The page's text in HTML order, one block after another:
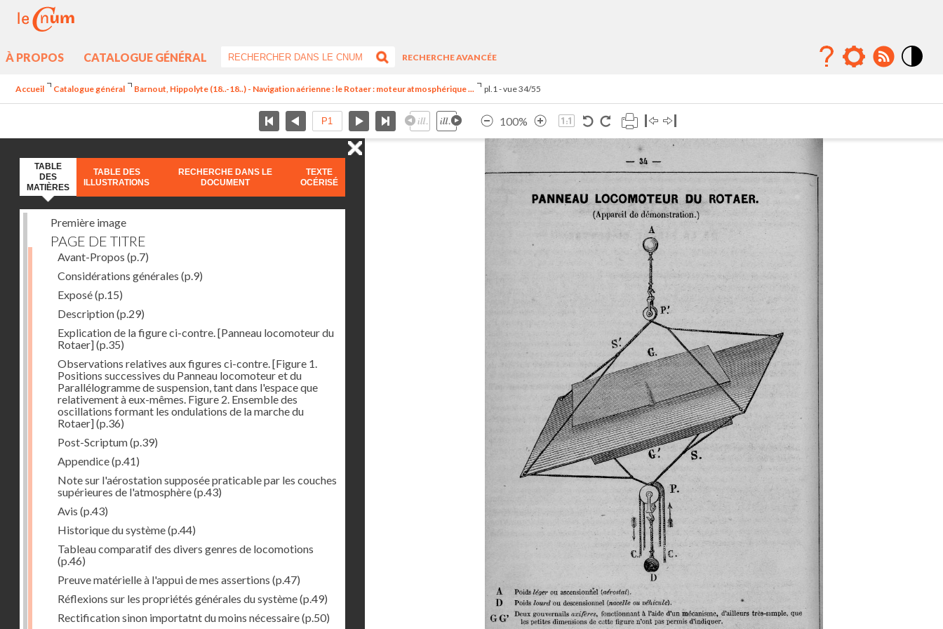
À PROPOS CATALOGUE GÉNÉRAL
RECHERCHE AVANCÉE
Accueil Catalogue général Barnout, Hippolyte (18..-18..) - Navigation aérienne : le Rotaer : moteur atmosphérique ... pl.1 - vue 34/55
100%
TABLE
DES
MATIÈRES
TABLE DES
ILLUSTRATIONS
RECHERCHE DANS LE
DOCUMENT
TEXTE
OCÉRISÉ
Première image
PAGE DE TITRE
Avant-Propos (p.7)
Considérations générales (p.9)
Exposé(p.15)
Description(p.29)
Explication de la figure ci-contre. [Panneau locomoteur du
Rotaer](p.35)
Observations relatives aux figures ci-contre. [Figure 1.
Positions successives du Panneau locomoteur et du
Parallélogramme de suspension, tant dans l'espace que
relativement à eux-mêmes. Figure 2. Ensemble des
oscillations formant les ondulations de la marche du
Rotaer](p.36)
Post-Scriptum(p.39)
Appendice(p.41)
Note sur l'aérostation supposée praticable par les couches
supérieures de l'atmosphère(p.43)
Avis (p.43)
Historique du système(p.44)
Tableau comparatif des divers genres de locomotions
(p.46)
Preuve matérielle à l'appui de mes assertions (p.47)
Réflexions sur les propriétés générales du système(p.49)
Rectification sinon importatnt du moins nécessaire(p.50)